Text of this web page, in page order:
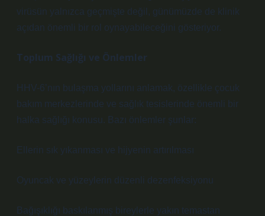
virüsün yalnızca geçmişte değil, günümüzde de klinik
açıdan önemli bir rol oynayabileceğini gösteriyor.
Toplum Sağlığı ve Önlemler
HHV-6’nın bulaşma yollarını anlamak, özellikle çocuk
bakım merkezlerinde ve sağlık tesislerinde önemli bir
halka sağlığı konusu. Bazı önlemler şunlar:
Ellerin sık yıkanması ve hijyenin artırılması
Oyuncak ve yüzeylerin düzenli dezenfeksiyonu
Bağışıklığı baskılanmış bireylerle yakın temastan